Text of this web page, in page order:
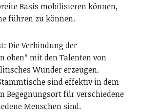
Basis mobilisieren können,
führen zu können.
Die Verbindung der
oben“ mit den Talenten von
Wunder erzeugen.
sind effektiv in dem
Begegnungsort für verschiedene
Menschen sind.